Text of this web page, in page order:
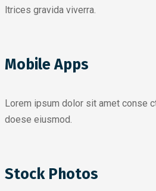
ltrices gravida viverra.
Mobile Apps
Lorem ipsum dolor sit amet conse
doese eiusmod.
Stock Photos